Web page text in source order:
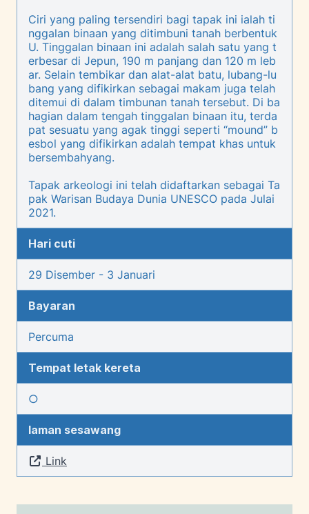
Ciri yang paling tersendiri bagi tapak ini ialah ti
nggalan binaan yang ditimbuni tanah berbentuk
U. Tinggalan binaan ini adalah salah satu yang t
erbesar di Jepun, 190 m panjang dan 120 m leb
ar. Selain tembikar dan alat-alat batu, lubang-lu
bang yang difikirkan sebagai makam juga telah
ditemui di dalam timbunan tanah tersebut. Di ba
hagian dalam tengah tinggalan binaan itu, terda
pat sesuatu yang agak tinggi seperti “mound” b
esbol yang difikirkan adalah tempat khas untuk
bersembahyang.
Tapak arkeologi ini telah didaftarkan sebagai Ta
pak Warisan Budaya Dunia UNESCO pada Julai
2021.
Hari cuti
29 Disember - 3 Januari
Bayaran
Percuma
Tempat letak kereta
○
laman sesawang
Link